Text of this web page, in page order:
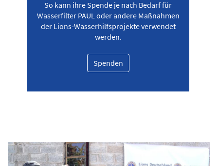
So kann ihre Spende je nach Bedarf für
Wasserfilter PAUL oder andere Maßnahmen
der Lions-Wasserhilfsprojekte verwendet
werden.
Spenden